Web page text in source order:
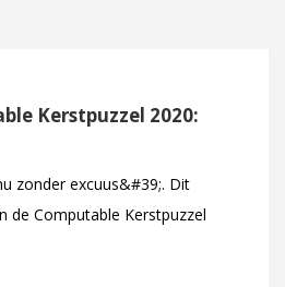
Kerstpuzzel 2020:
zonder excuus&#39;. Dit
de Computable Kerstpuzzel